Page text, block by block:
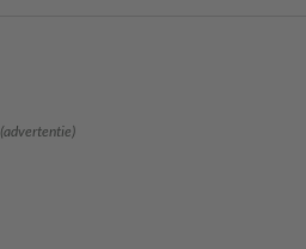
(advertentie)